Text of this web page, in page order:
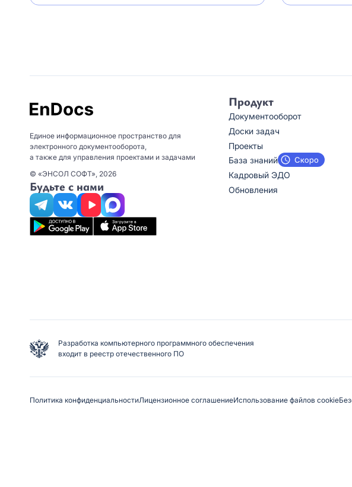
Единое информационное пространство для
электронного документооборота,
а также для управления проектами и задачами
© «ЭНСОЛ СОФТ», 2026
Будьте с нами
Продукт
Документооборот
Доски задач
Проекты
База знаний
Кадровый ЭДО
Обновления
Разработка компьютерного программного обеспечения
входит в реестр отечественного ПО
Политика конфиденциальностиЛицензионное соглашениеИспользование файлов cookie